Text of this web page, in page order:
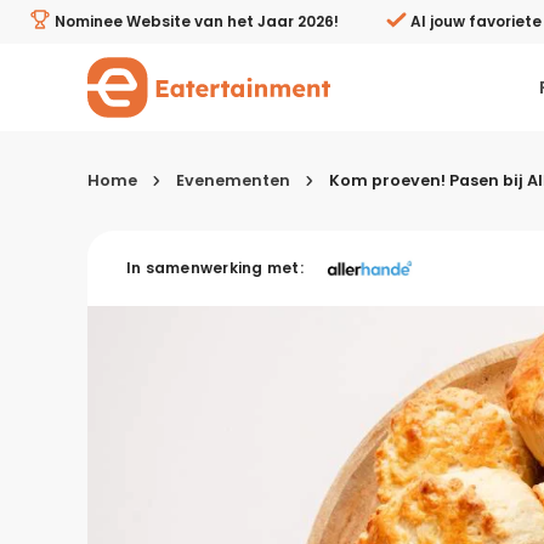
Kom proeven! Pasen bij Albert Heijn XL Kookstudio
Nominee Website van het Jaar 2026! Al jouw
Kies je menugang
Ontbijt
Voor- & tussengerechten
Home Evenementen Kom proeven! Pasen bij
In samenwerking met: